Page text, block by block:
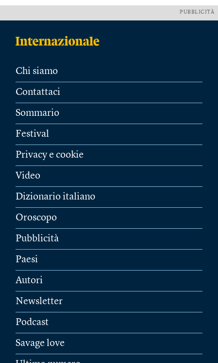
PUBBLICITÀ
Chi siamo
Contattaci
Sommario
Festival
Privacy e cookie
Video
Dizionario italiano
Oroscopo
Pubblicità
Paesi
Autori
Newsletter
Podcast
Savage love